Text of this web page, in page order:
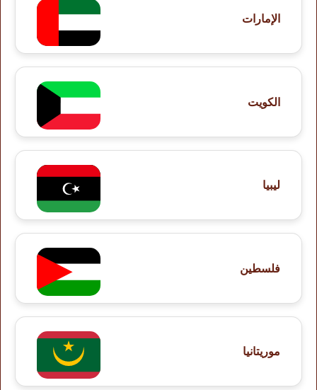
الإمارات
الكويت
ليبيا
فلسطين
موريتانيا